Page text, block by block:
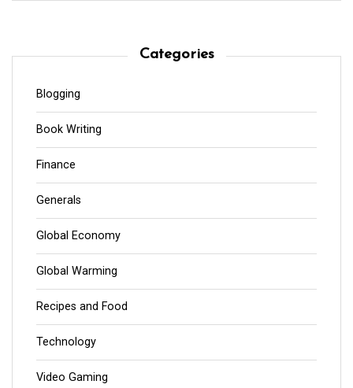
Categories
Blogging
Book Writing
Finance
Generals
Global Economy
Global Warming
Recipes and Food
Technology
Video Gaming